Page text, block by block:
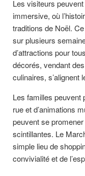
Les visiteurs
immersive, où
traditions de Noël.
sur plusieurs
d’attractions pour
décorés, vendant
culinaires, s’alignent
Les familles peuvent
rue et d’animations
peuvent se
scintillantes. Le
simple lieu de
convivialité et de